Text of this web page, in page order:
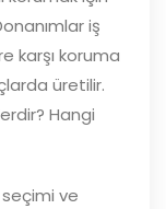
iş
karşı koruma
üretilir.
Hangi
seçimi ve